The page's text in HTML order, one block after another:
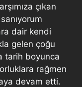
çıkan
dair kendi
gelen çoğu
tarih boyunca
rağmen
devam etti.